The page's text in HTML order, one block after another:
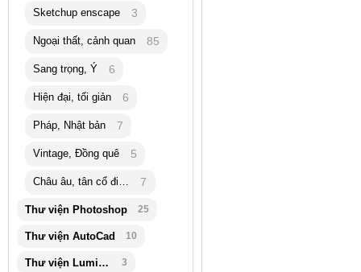
Sketchup enscape 3
Ngoại thất, cảnh quan 85
Sang trọng, Ý 6
Hiện đại, tối giản 6
Pháp, Nhật bản 7
Vintage, Đồng quê 5
Châu âu, tân cổ điển 7
Thư viện Photoshop 25
Thư viện AutoCad 10
Thư viện Lumion 3